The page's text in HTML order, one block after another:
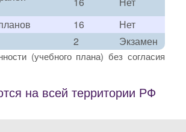
16
Нет
2 Экзамен
(учебного плана) без согласия
на всей территории РФ